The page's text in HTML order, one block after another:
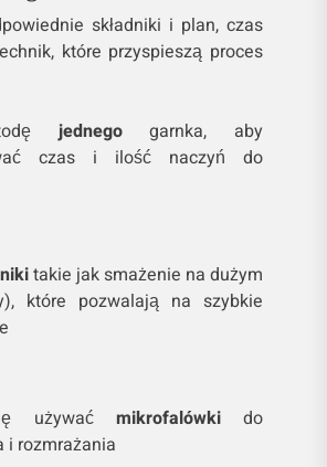
składniki i plan, czas
które przyspieszą proces
jednegogarnka, aby
czas i ilość naczyń do
takie jak smażenie na dużym
które pozwalają na szybkie
używać mikrofalówkido
i rozmrażania